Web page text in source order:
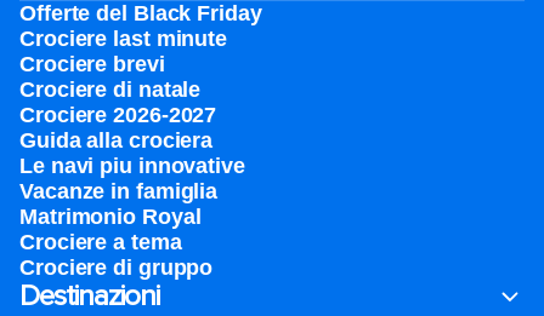
Offerte del Black Friday
Crociere last minute
Crociere brevi​
Crociere di natale​
Crociere 2026-2027
Guida alla crociera
Le navi piu innovative
Vacanze in famiglia
Matrimonio Royal
Crociere a tema
Crociere di gruppo
Destinazioni